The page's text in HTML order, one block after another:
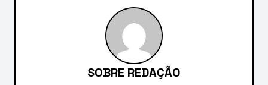
SOBRE REDAÇÃO